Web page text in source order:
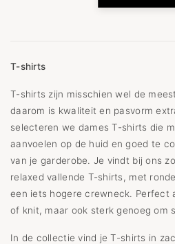
T-shirts
T-shirts zijn misschien wel de
daarom is kwaliteit en pasvorm
selecteren we dames T-shirts die
aanvoelen op de huid en goed te
van je garderobe. Je vindt bij ons
relaxed vallende T-shirts, met
een iets hogere crewneck. Perfect
of knit, maar ook sterk genoeg om
In de collectie vind je T-shirts in